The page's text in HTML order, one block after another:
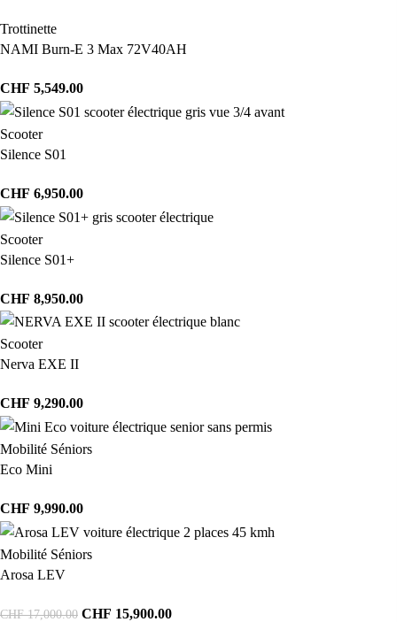
Trottinette
NAMI Burn-E 3 Max 72V40AH
CHF 5,549.00
Scooter
Silence S01
CHF 6,950.00
Scooter
Silence S01+
CHF 8,950.00
Scooter
Nerva EXE II
CHF 9,290.00
Mobilité Séniors
Eco Mini
CHF 9,990.00
Mobilité Séniors
Arosa LEV
CHF17,000.00 CHF 15,900.00